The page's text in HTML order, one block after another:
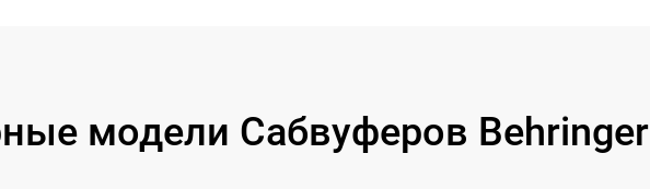
модели Сабвуферов Behringer